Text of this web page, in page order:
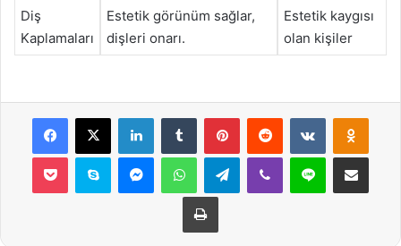
Diş
Kaplamaları
Estetik görünüm sağlar,
dişleri onarı.
Estetik kaygısı
olan kişiler
Facebook
X LinkedInTumblr PinterestReddit VKontakte
Pocket Skype MessengerWhatsAppTelegramViber Line E-Posta ile
Yazdır